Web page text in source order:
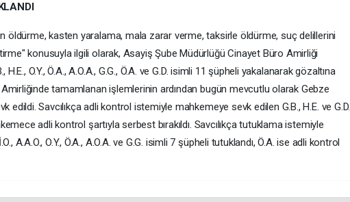
öldürme, kasten yaralama, mala zarar verme, taksirle öldürme, suç delillerini
konusuyla ilgili olarak, Asayiş Şube Müdürlüğü Cinayet Büro Amirliği
H.E., O.Y., Ö.A., A.O.A., G.G., Ö.A. ve G.D. isimli 11 şüpheli yakalanarak gözaltına
Amirliğinde tamamlanan işlemlerinin ardından bugün mevcutlu olarak Gebze
edildi. Savcılıkça adli kontrol istemiyle mahkemeye sevk edilen G.B., H.E. ve G.D.
adli kontrol şartıyla serbest bırakıldı. Savcılıkça tutuklama istemiyle
A.A.O., O.Y., Ö.A., A.O.A. ve G.G. isimli 7 şüpheli tutuklandı, Ö.A. ise adli kontrol